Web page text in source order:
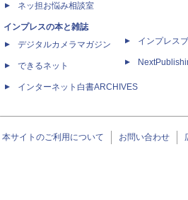
ネッ担お悩み相談室
インプレスの本と雑誌
デジタルカメラマガジン
できるネット
インターネット白書ARCHIVES
インプレス
本サイトのご利用について お問い合わせ